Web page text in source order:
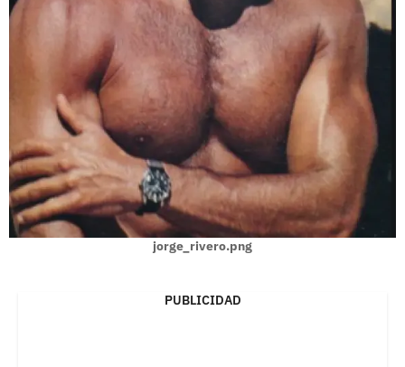
jorge_rivero.png
PUBLICIDAD